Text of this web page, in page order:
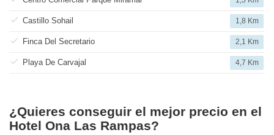
Castillo Sohail 1,8 Km
Finca Del Secretario 2,1 Km
Playa De Carvajal 4,7 Km
¿Quieres conseguir el mejor precio en el
Hotel Ona Las Rampas?